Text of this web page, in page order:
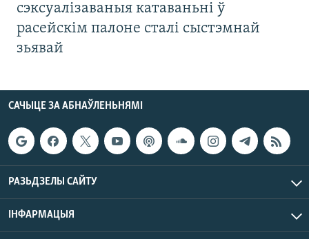
сэксуалізаваныя катаваньні ў
расейскім палоне сталі сыстэмнай
зьявай
САЧЫЦЕ ЗА АБНАЎЛЕНЬНЯМІ
РАЗЬДЗЕЛЫ САЙТУ
ІНФАРМАЦЫЯ